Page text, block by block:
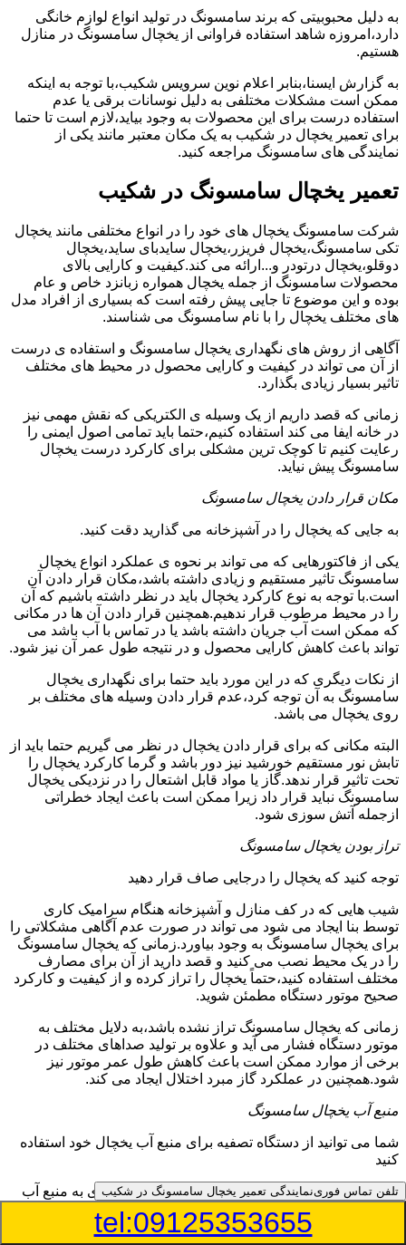
به دلیل محبوبیتی که برند سامسونگ در تولید انواع لوازم خانگی
دارد،امروزه شاهد استفاده فراوانی از یخچال سامسونگ در منازل
هستیم.
به گزارش ایسنا،بنابر اعلام نوین سرویس شکیب،با توجه به اینکه
ممکن است مشکلات مختلفی به دلیل نوسانات برقی یا عدم
استفاده درست برای این محصولات به وجود بیاید،لازم است تا حتما
برای تعمیر یخچال در شکیب به یک مکان معتبر مانند یکی از
نمایندگی های سامسونگ مراجعه کنید.
تعمیر یخچال سامسونگ در شکیب
شرکت سامسونگ یخچال های خود را در انواع مختلفی مانند یخچال
تکی سامسونگ،یخچال فریزر،یخچال سایدبای ساید،یخچال
دوقلو،یخچال درتودر و...ارائه می کند.کیفیت و کارایی بالای
محصولات سامسونگ از جمله یخچال همواره زبانزد خاص و عام
بوده و این موضوع تا جایی پیش رفته است که بسیاری از افراد مدل
های مختلف یخچال را با نام سامسونگ می شناسند.
آگاهی از روش های نگهداری یخچال سامسونگ و استفاده ی درست
از آن می تواند در کیفیت و کارایی محصول در محیط های مختلف
تاثیر بسیار زیادی بگذارد.
زمانی که قصد داریم از یک وسیله ی الکتریکی که نقش مهمی نیز
در خانه ایفا می کند استفاده کنیم،حتما باید تمامی اصول ایمنی را
رعایت کنیم تا کوچک ترین مشکلی برای کارکرد درست یخچال
سامسونگ پیش نیاید.
مکان قرار دادن یخچال سامسونگ
به جایی که یخچال را در آشپزخانه می گذارید دقت کنید.
یکی از فاکتورهایی که می تواند بر نحوه ی عملکرد انواع یخچال
سامسونگ تاثیر مستقیم و زیادی داشته باشد،مکان قرار دادن آن
است.با توجه به نوع کارکرد یخچال باید در نظر داشته باشیم که آن
را در محیط مرطوب قرار ندهیم.همچنین قرار دادن آن ها در مکانی
که ممکن است آب جریان داشته باشد یا در تماس با آب باشد می
تواند باعث کاهش کارایی محصول و در نتیجه طول عمر آن نیز شود.
از نکات دیگری که در این مورد باید حتما برای نگهداری یخچال
سامسونگ به آن توجه کرد،عدم قرار دادن وسیله های مختلف بر
روی یخچال می باشد.
البته مکانی که برای قرار دادن یخچال در نظر می گیریم حتما باید از
تابش نور مستقیم خورشید نیز دور باشد و گرما کارکرد یخچال را
تحت تاثیر قرار ندهد.گاز یا مواد قابل اشتعال را در نزدیکی یخچال
سامسونگ نباید قرار داد زیرا ممکن است باعث ایجاد خطراتی
ازجمله آتش سوزی شود.
تراز بودن یخچال سامسونگ
توجه کنید که یخچال را درجایی صاف قرار دهید
شیب هایی که در کف منازل و آشپزخانه هنگام سرامیک کاری
توسط بنا ایجاد می شود می تواند در صورت عدم آگاهی مشکلاتی را
برای یخچال سامسونگ به وجود بیاورد.زمانی که یخچال سامسونگ
را در یک محیط نصب می کنید و قصد دارید از آن برای مصارف
مختلف استفاده کنید،حتماً یخچال را تراز کرده و از کیفیت و کارکرد
صحیح موتور دستگاه مطمئن شوید.
زمانی که یخچال سامسونگ تراز نشده باشد،به دلایل مختلف به
موتور دستگاه فشار می آید و علاوه بر تولید صداهای مختلف در
برخی از موارد ممکن است باعث کاهش طول عمر موتور نیز
شود.همچنین در عملکرد گاز مبرد اختلال ایجاد می کند.
منبع آب یخچال سامسونگ
شما می توانید از دستگاه تصفیه برای منبع آب یخچال خود استفاده
کنید
در دفترچه راهنمای یخچال سامسونگ قسمت ویژه ای به منبع آب
آن و راهنمایی لازم در زمینه نصب و استفاده از آن اختصاص داده
شده است.برخی از مدل های یخچال سامسونگ دارای منبع آبریز
تلفن تماس فورینمایندگی تعمیر یخچال سامسونگ در شکیب
tel:09125353655